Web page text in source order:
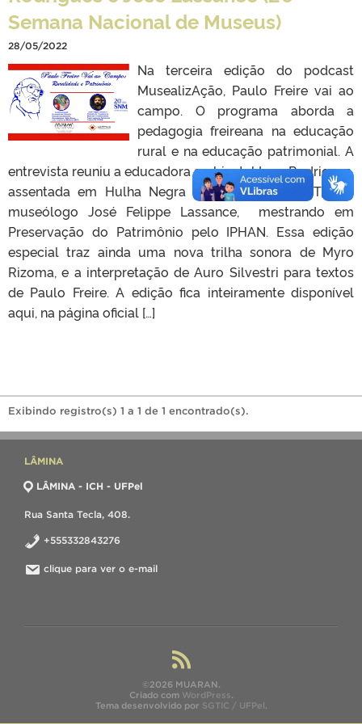
Semana Nacional de Museus)
28/05/2022
Na terceira edição do podcast
MusealizAção, Paulo Freire vai ao
campo. O programa aborda a
pedagogia freireana na educação
rural e na educação patrimonial. A
entrevista reuniu a educadora ambiental Lara Rodrigues,
assentada em Hulha Negra e militante do MST, e o
museólogo José Felippe Lassance, mestrando em
Preservação do Patrimônio pelo IPHAN. Essa edição
especial traz ainda uma nova trilha sonora de Myro
Rizoma, e a interpretação de Auro Silvestri para textos
de Paulo Freire. A edição fica inteiramente disponível
aqui, na página oficial […]
Exibindo registro(s) 1 a 1 de 1 encontrado(s).
LÂMINA
LÂMINA - ICH - UFPel
Rua Santa Tecla, 408.
+555332843276
clique para ver o e-mail
©2026 MUARAN.
Criado com WordPress.
Tema desenvolvido por SGTIC / UFPel.